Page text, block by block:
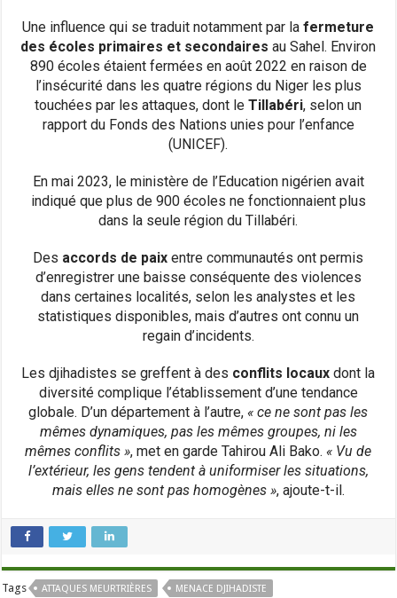
Une influence qui se traduit notamment par lafermeture
des écoles primaires et secondaires au Sahel. Environ
890 écoles étaient fermées en août 2022 en raison de
l’insécurité dans les quatre régions du Niger les plus
touchées par les attaques, dont leTillabéri, selon un
rapport du Fonds des Nations unies pour l’enfance
(UNICEF).
En mai 2023, le ministère de l’Education nigérien avait
indiqué que plus de 900 écoles ne fonctionnaient plus
dans la seule région du Tillabéri.
Des accords de paix entre communautés ont permis
d’enregistrer une baisse conséquente des violences
dans certaines localités, selon les analystes et les
statistiques disponibles, mais d’autres ont connu un
regain d’incidents.
Les djihadistes se greffent à des conflits locaux dont la
diversité complique l’établissement d’une tendance
globale. D’un département à l’autre, « ce ne sont pas les
mêmes dynamiques, pas les mêmes groupes, ni les
mêmes conflits », met en garde Tahirou Ali Bako. « Vu de
l’extérieur, les gens tendent à uniformiser les situations,
mais elles ne sont pas homogènes », ajoute-t-il.
Tags ATTAQUES MEURTRIÈRES MENACE DJIHADISTE